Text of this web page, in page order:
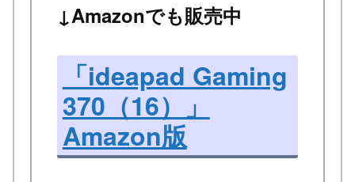
↓Amazonでも販売中
「ideapad Gaming
370（16）」
Amazon版